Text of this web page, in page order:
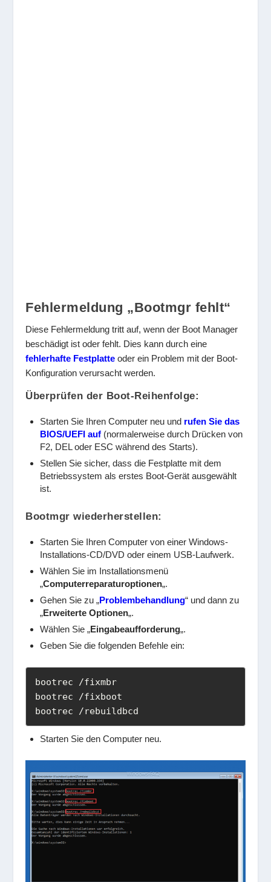
Fehlermeldung „Bootmgr fehlt“
Diese Fehlermeldung tritt auf, wenn der Boot Manager
beschädigt ist oder fehlt. Dies kann durch eine
fehlerhafte Festplatte oder ein Problem mit der Boot-
Konfiguration verursacht werden.
Überprüfen der Boot-Reihenfolge:
Starten Sie Ihren Computer neu und rufen Sie das
BIOS/UEFI auf (normalerweise durch Drücken von
F2, DEL oder ESC während des Starts).
Stellen Sie sicher, dass die Festplatte mit dem
Betriebssystem als erstes Boot-Gerät ausgewählt
ist.
Bootmgr wiederherstellen:
Starten Sie Ihren Computer von einer Windows-
Installations-CD/DVD oder einem USB-Laufwerk.
Wählen Sie im Installationsmenü
„Computerreparaturoptionen„.
Gehen Sie zu „Problembehandlung“ und dann zu
„Erweiterte Optionen„.
Wählen Sie „Eingabeaufforderung„.
Geben Sie die folgenden Befehle ein:
bootrec /fixmbr
bootrec /fixboot
bootrec /rebuildbcd
Starten Sie den Computer neu.